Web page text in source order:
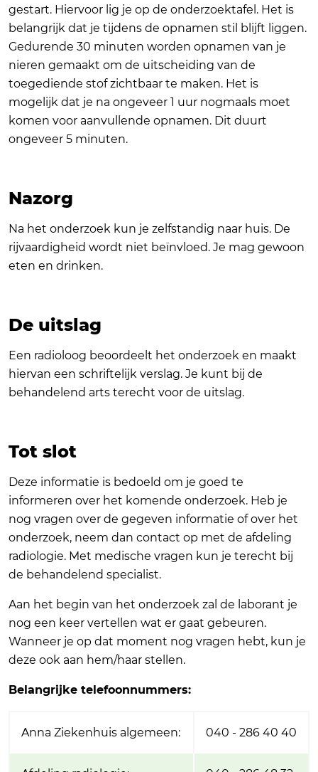
gestart. Hiervoor lig je op de onderzoektafel. Het is
belangrijk dat je tijdens de opnamen stil blijft liggen.
Gedurende 30 minuten worden opnamen van je
nieren gemaakt om de uitscheiding van de
toegediende stof zichtbaar te maken. Het is
mogelijk dat je na ongeveer 1 uur nogmaals moet
komen voor aanvullende opnamen. Dit duurt
ongeveer 5 minuten.
Nazorg
Na het onderzoek kun je zelfstandig naar huis. De
rijvaardigheid wordt niet beïnvloed. Je mag gewoon
eten en drinken.
De uitslag
Een radioloog beoordeelt het onderzoek en maakt
hiervan een schriftelijk verslag. Je kunt bij de
behandelend arts terecht voor de uitslag.
Tot slot
Deze informatie is bedoeld om je goed te
informeren over het komende onderzoek. Heb je
nog vragen over de gegeven informatie of over het
onderzoek, neem dan contact op met de afdeling
radiologie. Met medische vragen kun je terecht bij
de behandelend specialist.
Aan het begin van het onderzoek zal de laborant je
nog een keer vertellen wat er gaat gebeuren.
Wanneer je op dat moment nog vragen hebt, kun je
deze ook aan hem/haar stellen.
Belangrijke telefoonnummers:
Anna Ziekenhuis algemeen: 040 - 286 40 40